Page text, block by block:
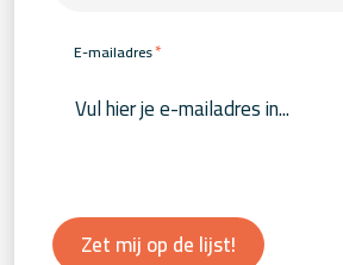
E-mailadres*
Zet mij op de lijst!